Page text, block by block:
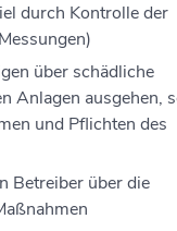
durch Kontrolle der
über schädliche
Anlagen ausgehen,
und Pflichten des
Betreiber über die